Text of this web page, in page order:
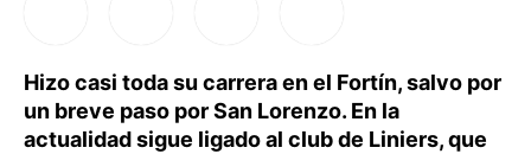
Hizo casi toda su carrera en el Fortín, salvo por
un breve paso por San Lorenzo. En la
actualidad sigue ligado al club de Liniers, que